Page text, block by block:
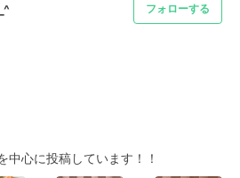
フォローする
中心に投稿しています！！